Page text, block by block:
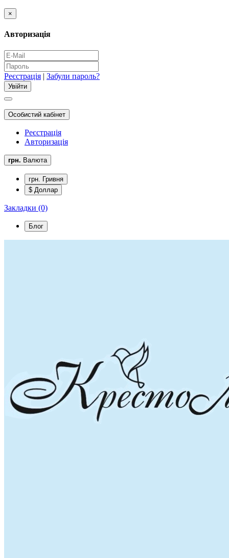
×
Авторизація
Реєстрація | Забули пароль?
Особистий кабінет
Реєстрація
Авторизація
грн. Валюта
грн. Гривня
$ Доллар
Закладки (0)
Блог